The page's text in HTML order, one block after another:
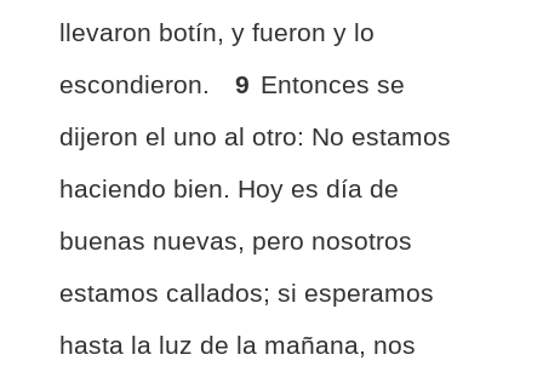
llevaron botín, y fueron y lo
escondieron.
9 Entonces se
dijeron el uno al otro: No estamos
haciendo bien. Hoy es día de
buenas nuevas, pero nosotros
estamos callados; si esperamos
hasta la luz de la mañana, nos